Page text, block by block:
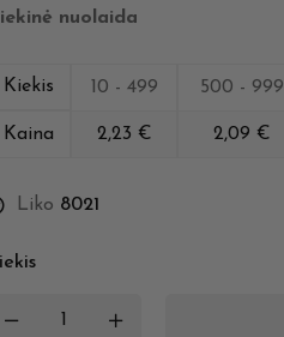
nuolaida
Kiekis 10 - 499 500 - 999
Kaina 2,23 € 2,09 €
Liko 8021